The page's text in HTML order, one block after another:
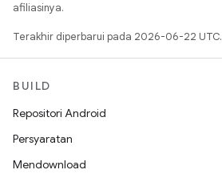
afiliasinya.
Terakhir diperbarui pada 2026-06-22 UTC.
BUILD
Repositori Android
Persyaratan
Mendownload